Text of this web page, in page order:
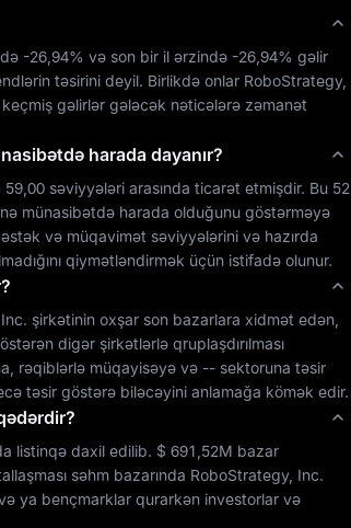
-26,94% və son bir il ərzində -26,94% gəlir
təsirini deyil. Birlikdə onlar RoboStrategy,
gəlirlər gələcək nəticələrə zəmanət
harada dayanır?
59,00 səviyyələri arasında ticarət etmişdir. Bu 52
münasibətdə harada olduğunu göstərməyə
qiymətləndirmək üçün istifadə olunur.
şirkətinin oxşar son bazarlara xidmət edən,
digər şirkətlərlə qruplaşdırılması
rəqiblərlə müqayisəyə və -- sektoruna təsir
təsir göstərə biləcəyini anlamağa kömək edir.
listinqə daxil edilib. $ 691,52M bazar
səhm bazarında RoboStrategy, Inc.
ya bençmarklar qurarkən investorlar və